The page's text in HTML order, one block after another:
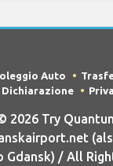
Auto
Dichiarazione
2026 Try
Gdansk) / All